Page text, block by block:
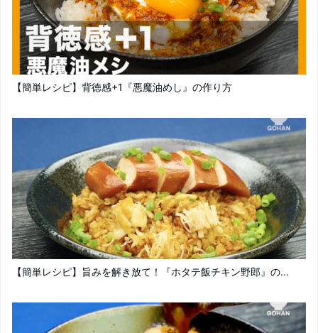
【簡単レシピ】背徳感+1『悪魔油めし』の作り方
【簡単レシピ】旨みを解き放て！『ホタテ飯チキン野郎』の...